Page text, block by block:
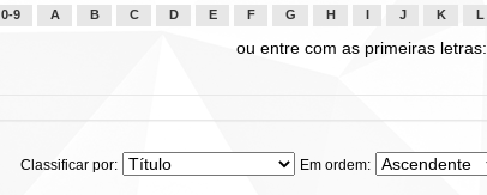
0-9 A B C D E F G H J K L
ou entre com as primeiras letras:
Classificar por: Em ordem: